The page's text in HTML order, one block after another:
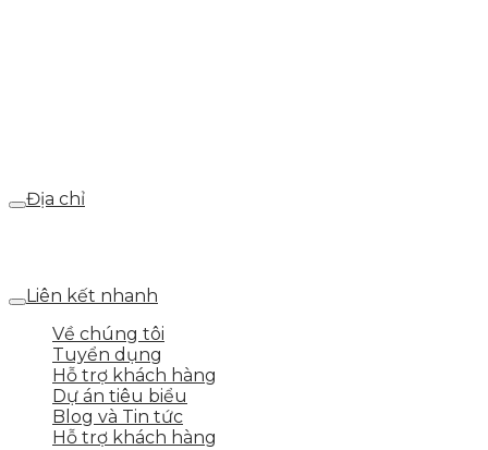
Địa chỉ
Liên kết nhanh
Về chúng tôi
Tuyển dụng
Hỗ trợ khách hàng
Dự án tiêu biểu
Blog và Tin tức
Hỗ trợ khách hàng